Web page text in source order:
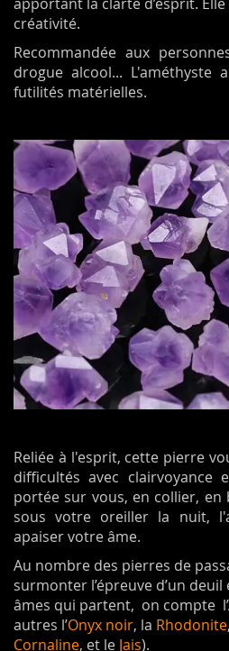
créativité.
Recommandée aux
drogue alcool... L'améthyste
futilités matérielles.
Reliée à l'esprit, cette pierre
difficultés avec clairvoyance
portée sur vous, en collier, en
sous votre oreiller la nuit,
apaiser votre âme.
Au nombre des pierres de
surmonter l’épreuve d’un
âmes qui partent, on compte
autres l’Onyx noir, la Rhodonite
Cornaline, et le Jais).